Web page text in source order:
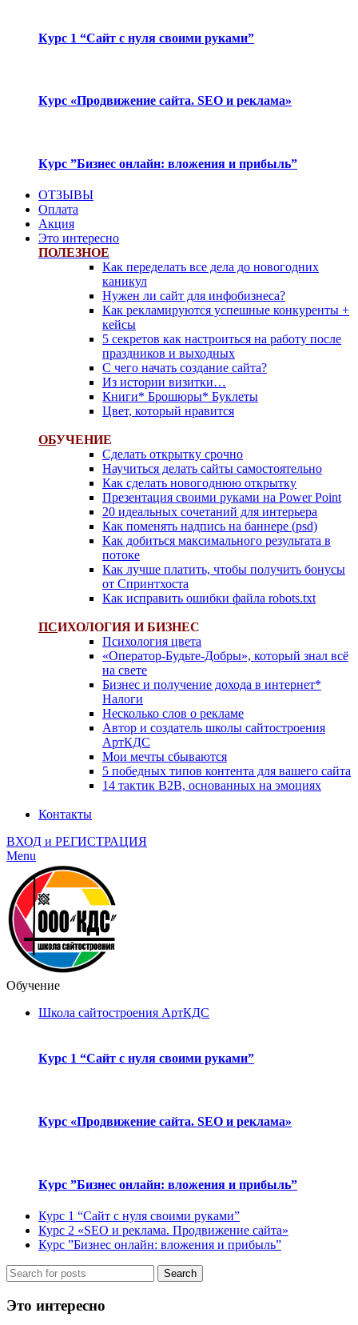
Курс 1 “Сайт с нуля своими руками”
Курс «Продвижение сайта. SEO и реклама»
Курс ”Бизнес онлайн: вложения и прибыль”
ОТЗЫВЫ
Оплата
Акция
Это интересно
ПОЛЕЗНОЕ
Как переделать все дела до новогодних
каникул
Нужен ли сайт для инфобизнеса?
Как рекламируются успешные конкуренты +
кейсы
5 секретов как настроиться на работу после
праздников и выходных
С чего начать создание сайта?
Из истории визитки…
Книги* Брошюры* Буклеты
Цвет, который нравится
ОБУЧЕНИЕ
Сделать открытку срочно
Научиться делать сайты самостоятельно
Как сделать новогоднюю открытку
Презентация своими руками на Power Point
20 идеальных сочетаний для интерьера
Как поменять надпись на баннере (psd)
Как добиться максимального результата в
потоке
Как лучше платить, чтобы получить бонусы
от Спринтхоста
Как исправить ошибки файла robots.txt
ПСИХОЛОГИЯ И БИЗНЕС
Психология цвета
«Оператор-Будьте-Добры», который знал всё
на свете
Бизнес и получение дохода в интернет*
Налоги
Несколько слов о рекламе
Автор и создатель школы сайтостроения
АртКДС
Мои мечты сбываются
5 победных типов контента для вашего сайта
14 тактик B2B, основанных на эмоциях
Контакты
ВХОД и РЕГИСТРАЦИЯ
Menu
Обучение
Школа сайтостроения АртКДС
Курс 1 “Сайт с нуля своими руками”
Курс «Продвижение сайта. SEO и реклама»
Курс ”Бизнес онлайн: вложения и прибыль”
Курс 1 “Сайт с нуля своими руками”
Курс 2 «SEO и реклама. Продвижение сайта»
Курс ”Бизнес онлайн: вложения и прибыль”
Search
Это интересно